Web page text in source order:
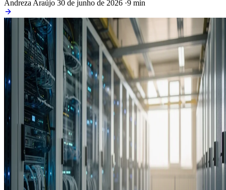
Andreza Araújo 30 de junho de 2026 ·9 min